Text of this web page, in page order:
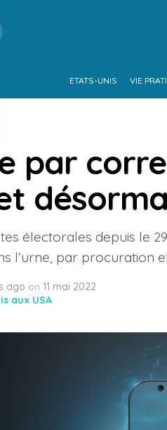
ETATS-UNIS VIE
par
électorales depuis le
l’urne, par procuration
ago on 11 mai 2022
aux USA